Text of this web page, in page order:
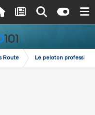
Route Le peloton